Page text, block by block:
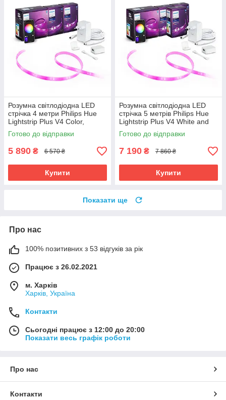
Розумна світлодіодна LED
стрічка 4 метри Philips Hue
Lightstrip Plus V4 Color,
Bluetooth, Apple HomeKit (2+2
метри)
Готово до відправки
5 890 ₴ 6 570 ₴
Купити
Розумна світлодіодна LED
стрічка 5 метрів Philips Hue
Lightstrip Plus V4 White and
Color, Bluetooth, Apple
HomeKit (2+3 метри)
Готово до відправки
7 190 ₴ 7 860 ₴
Купити
Показати ще
Про нас
100% позитивних з 53 відгуків за рік
Працює з 26.02.2021
м. Харків
Харків, Україна
Контакти
Сьогодні працює з 12:00 до 20:00
Показати весь графік роботи
Про нас
Контакти